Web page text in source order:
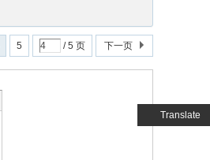
Translate
5 / 5 页 下一页